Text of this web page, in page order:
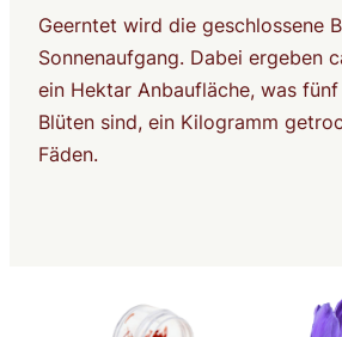
Geerntet wird die geschlossene
Sonnenaufgang. Dabei ergeben
ein Hektar Anbaufläche, was
Blüten sind, ein Kilogramm
Fäden.